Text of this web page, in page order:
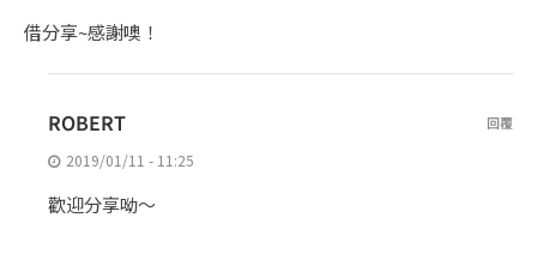
借分享~感謝噢！
ROBERT
2019/01/11 - 11:25
歡迎分享呦～
回覆